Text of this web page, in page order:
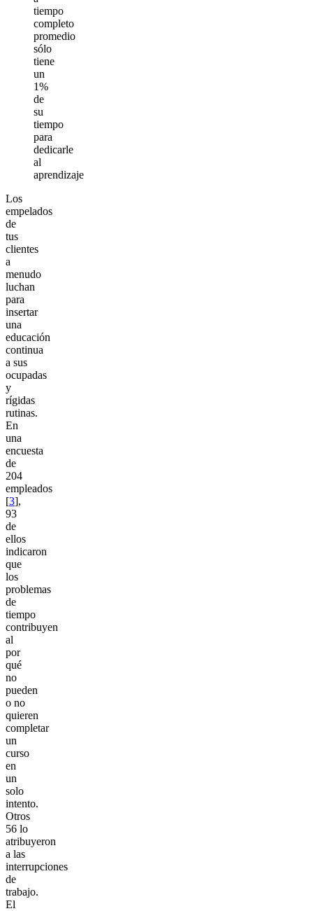
tiempo
completo
promedio
sólo
tiene
un
1%
de
su
tiempo
para
dedicarle
al
aprendizaje
Los
empelados
de
tus
clientes
a
menudo
luchan
para
insertar
una
educación
continua
a sus
ocupadas
y
rígidas
rutinas.
En
una
encuesta
de
204
empleados
[3],
93
de
ellos
indicaron
que
los
problemas
de
tiempo
contribuyen
al
por
qué
no
pueden
o no
quieren
completar
un
curso
en
un
solo
intento.
Otros
56 lo
atribuyeron
a las
interrupciones
de
trabajo.
El